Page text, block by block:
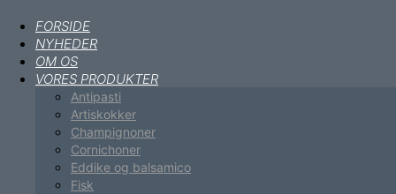
FORSIDE
NYHEDER
OM OS
VORES PRODUKTER
Antipasti
Artiskokker
Champignoner
Cornichoner
Eddike og balsamico
Fisk